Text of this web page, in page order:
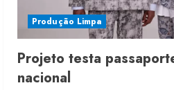
Produção Limpa
Projeto testa
nacional